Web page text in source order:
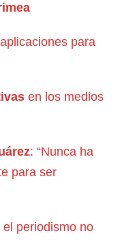
para
en los medios
: “Nunca ha
para ser
el periodismo no